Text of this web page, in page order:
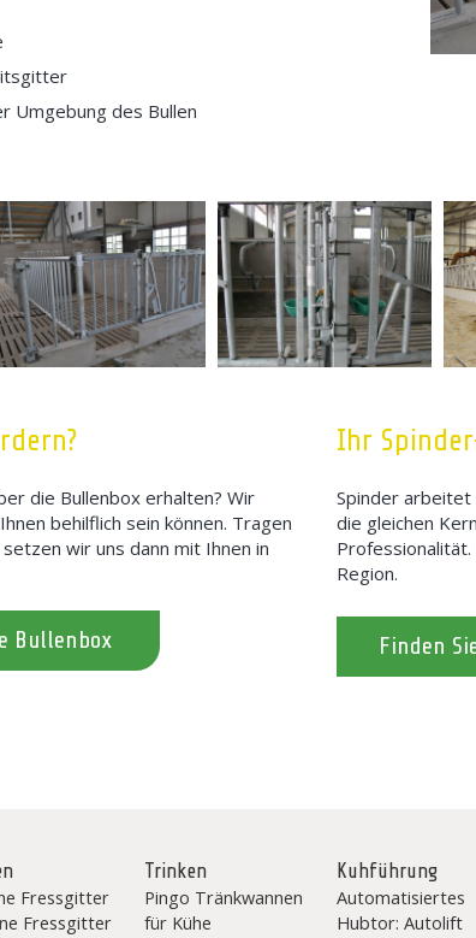
Umgebung des Bullen
die Bullenbox erhalten? Wir
behilflich sein können. Tragen
wir uns dann mit Ihnen in
Bullenbox
Ihr
Spinder arbeitet
die gleichen
Region.
Finden
Fressgitter
Fressgitter
Trinken
Pingo Tränkwannen
für Kühe
Kuhführung
Automatisiertes
Hubtor: Autolift